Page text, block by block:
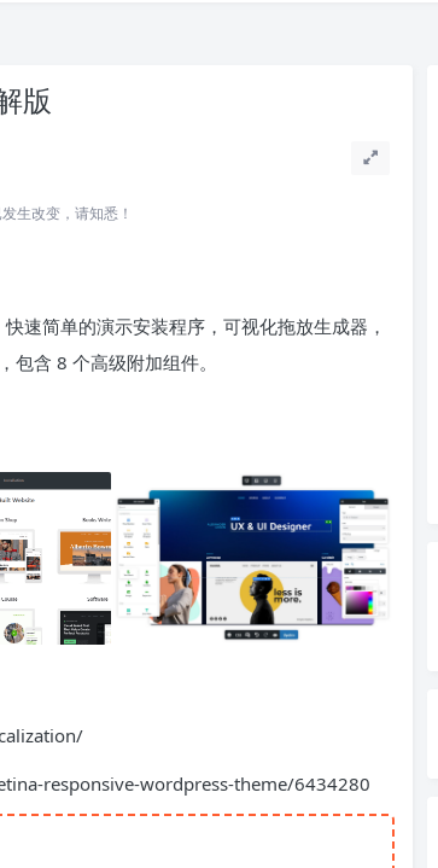
版
生改变，请知悉！
速简单的演示安装程序，可视化拖放生成器，
含 8 个高级附加组件。
responsive-wordpress-theme/6434280